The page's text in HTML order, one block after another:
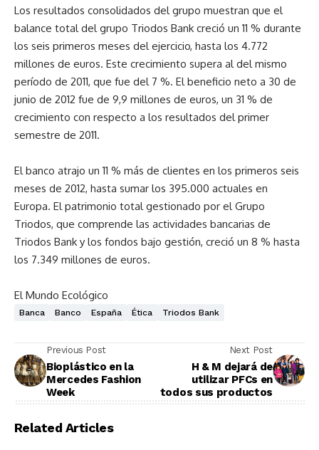
Los resultados consolidados del grupo muestran que el
balance total del grupo Triodos Bank creció un 11 % durante
los seis primeros meses del ejercicio, hasta los 4.772
millones de euros. Este crecimiento supera al del mismo
período de 2011, que fue del 7 %. El beneficio neto a 30 de
junio de 2012 fue de 9,9 millones de euros, un 31 % de
crecimiento con respecto a los resultados del primer
semestre de 2011.
El banco atrajo un 11 % más de clientes en los primeros seis
meses de 2012, hasta sumar los 395.000 actuales en
Europa. El patrimonio total gestionado por el Grupo
Triodos, que comprende las actividades bancarias de
Triodos Bank y los fondos bajo gestión, creció un 8 % hasta
los 7.349 millones de euros.
El Mundo Ecológico
Banca Banco España Ética Triodos Bank
Previous Post
Bioplástico en la
Mercedes Fashion
Week
Next Post
H & M dejará de
utilizar PFCs en
todos sus productos
Related Articles